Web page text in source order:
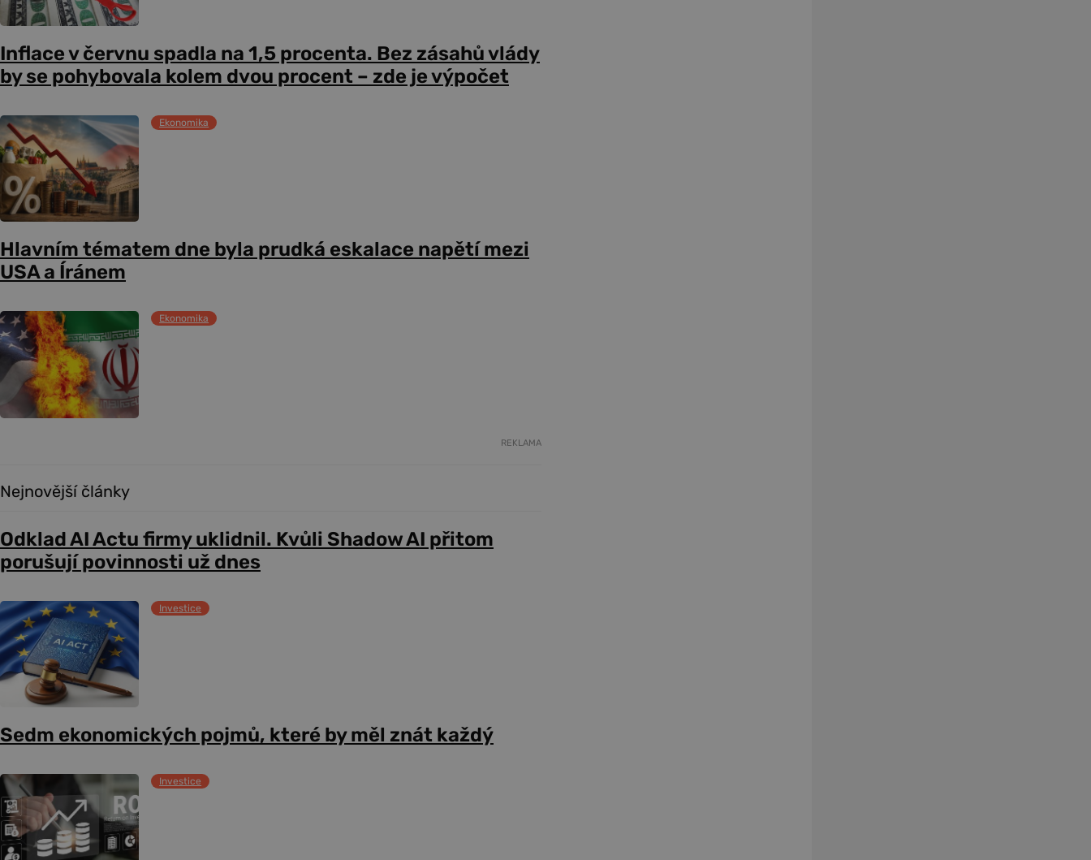
Inflace v červnu spadla na 1,5 procenta. Bez zásahů vlády
by se pohybovala kolem dvou procent – zde je výpočet
Ekonomika
Hlavním tématem dne byla prudká eskalace napětí mezi
USA a Íránem
Ekonomika
REKLAMA
Nejnovější články
Odklad AI Actu firmy uklidnil. Kvůli Shadow AI přitom
porušují povinnosti už dnes
Investice
Sedm ekonomických pojmů, které by měl znát každý
Investice